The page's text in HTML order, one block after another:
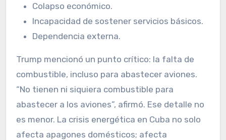
Colapso económico.
Incapacidad de sostener servicios básicos.
Dependencia externa.
Trump mencionó un punto crítico: la falta de
combustible, incluso para abastecer aviones.
“No tienen ni siquiera combustible para
abastecer a los aviones”, afirmó. Ese detalle no
es menor. La crisis energética en Cuba no solo
afecta apagones domésticos; afecta